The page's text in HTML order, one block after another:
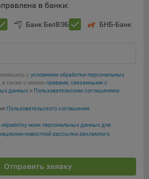
в банки:
Банк БелВЭБ БНБ-Банк
с условиями обработки персональных
, а также с моими правами, связанными с
данных и Пользовательским соглашением:
Пользовательского соглашения
обработку моих персональных данных для
новостной рассылки рекламного
Отправить заявку